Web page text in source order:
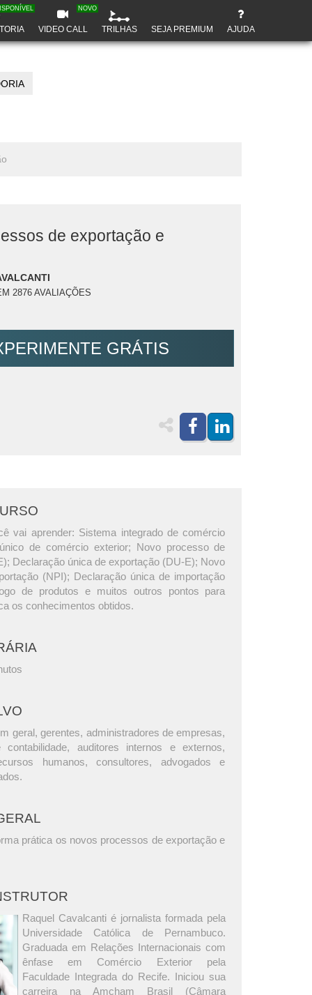
VIDEO CALL
NOVO
TRILHAS SEJA PREMIUM AJUDA
de exportação e
2876 AVALIAÇÕES
GRÁTIS
vai aprender: Sistema integrado de comércio
de comércio exterior; Novo processo de
Declaração única de exportação (DU-E); Novo
(NPI); Declaração única de importação
de produtos e muitos outros pontos para
os conhecimentos obtidos.
geral, gerentes, administradores de empresas,
contabilidade, auditores internos e externos,
humanos, consultores, advogados e
prática os novos processos de exportação e
Raquel Cavalcanti é jornalista formada pela
Universidade Católica de Pernambuco.
Graduada em Relações Internacionais com
ênfase em Comércio Exterior pela
Faculdade Integrada do Recife. Iniciou sua
carreira na Amcham Brasil (Câmara